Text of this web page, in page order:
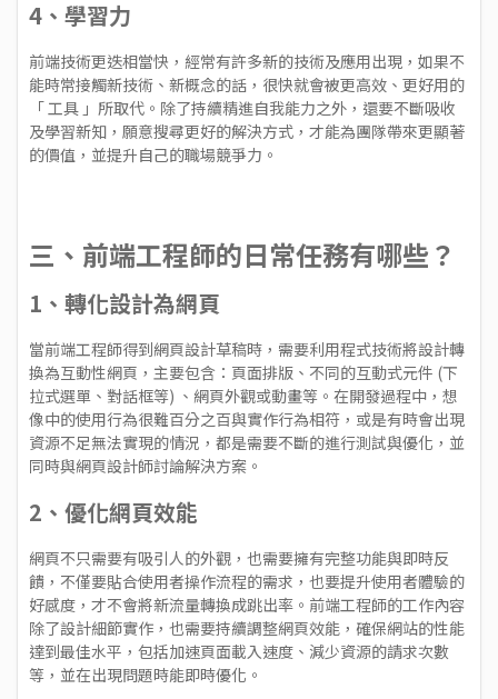
4、學習力
前端技術更迭相當快，經常有許多新的技術及應用出現，如果不
能時常接觸新技術、新概念的話，很快就會被更高效、更好用的
「 工具 」所取代。除了持續精進自我能力之外，還要不斷吸收
及學習新知，願意搜尋更好的解決方式，才能為團隊帶來更顯著
的價值，並提升自己的職場競爭力。
三、前端工程師的日常任務有哪些？
1、轉化設計為網頁
當前端工程師得到網頁設計草稿時，需要利用程式技術將設計轉
換為互動性網頁，主要包含：頁面排版、不同的互動式元件 (下
拉式選單、對話框等) 、網頁外觀或動畫等。在開發過程中，想
像中的使用行為很難百分之百與實作行為相符，或是有時會出現
資源不足無法實現的情況，都是需要不斷的進行測試與優化，並
同時與網頁設計師討論解決方案。
2、優化網頁效能
網頁不只需要有吸引人的外觀，也需要擁有完整功能與即時反
饋，不僅要貼合使用者操作流程的需求，也要提升使用者體驗的
好感度，才不會將新流量轉換成跳出率。前端工程師的工作內容
除了設計細節實作，也需要持續調整網頁效能，確保網站的性能
達到最佳水平，包括加速頁面載入速度、減少資源的請求次數
等，並在出現問題時能即時優化。